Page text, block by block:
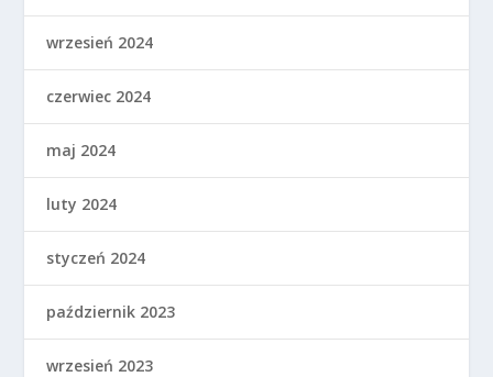
wrzesień 2024
czerwiec 2024
maj 2024
luty 2024
styczeń 2024
październik 2023
wrzesień 2023